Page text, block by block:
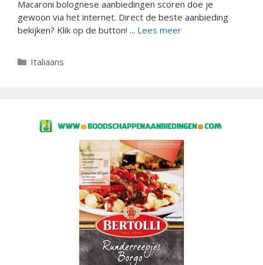
Macaroni bolognese aanbiedingen scoren doe je
gewoon via het internet. Direct de beste aanbieding
bekijken? Klik op de button! ... Lees meer
Categorieën
Italiaans